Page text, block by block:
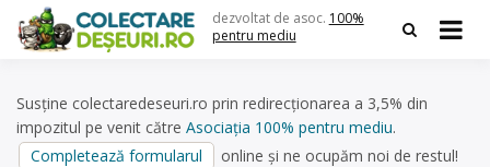
content
dezvoltat de asoc. 100%
pentru mediu
Susține colectaredeseuri.ro prin redirecționarea a 3,5% din
impozitul pe venit către Asociația 100% pentru mediu.
Completează formularul
online și ne ocupăm noi de restul!